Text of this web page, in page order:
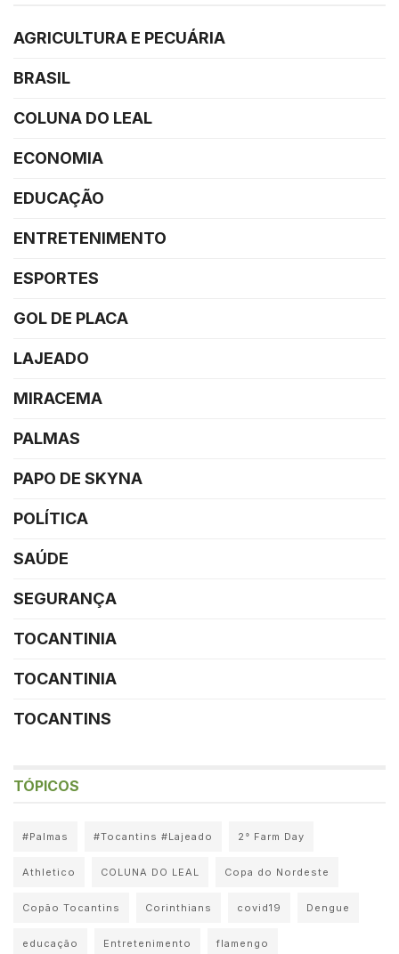
AGRICULTURA E PECUÁRIA
BRASIL
COLUNA DO LEAL
ECONOMIA
EDUCAÇÃO
ENTRETENIMENTO
ESPORTES
GOL DE PLACA
LAJEADO
MIRACEMA
PALMAS
PAPO DE SKYNA
POLÍTICA
SAÚDE
SEGURANÇA
TOCANTINIA
TOCANTINIA
TOCANTINS
TÓPICOS
#Palmas #Tocantins #Lajeado 2° Farm Day
Athletico COLUNA DO LEAL Copa do Nordeste
Copão Tocantins Corinthians covid19 Dengue
educação Entretenimento flamengo